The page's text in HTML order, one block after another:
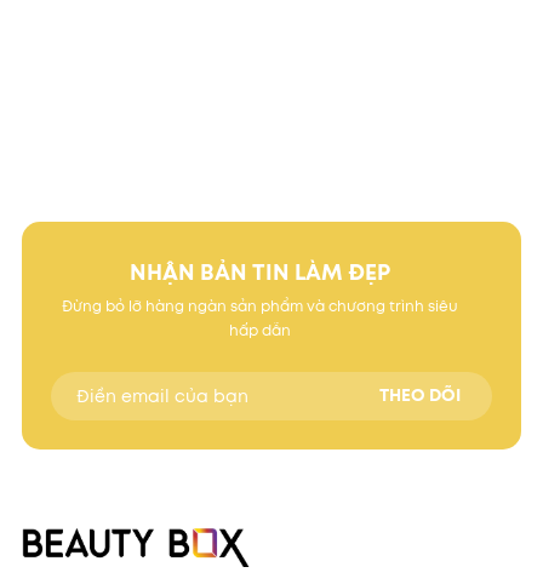
NHẬN BẢN TIN LÀM ĐẸP
Đừng bỏ lỡ hàng ngàn sản phẩm và chương trình siêu
hấp dẫn
THEO DÕI